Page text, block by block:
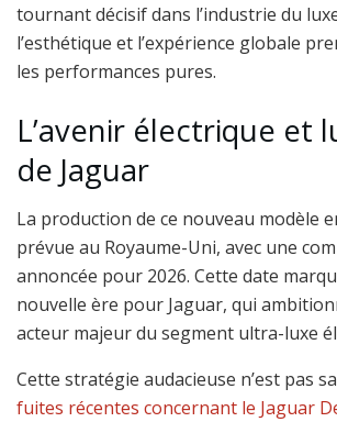
tournant décisif dans l’industrie du
l’esthétique et l’expérience globale
les performances pures.
L’avenir électrique et
de Jaguar
La production de ce nouveau modèle
prévue au Royaume-Uni, avec une
annoncée pour 2026. Cette date
nouvelle ère pour Jaguar, qui
acteur majeur du segment ultra-luxe
Cette stratégie audacieuse n’est pas
fuites récentes concernant le Jaguar